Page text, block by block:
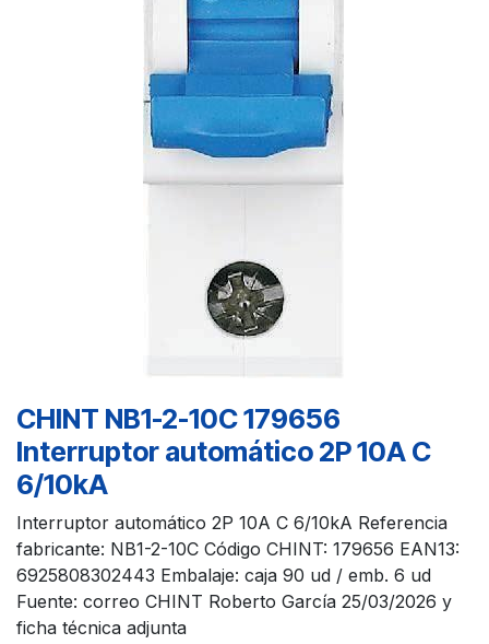
CHINT NB1-2-10C 179656
Interruptor automático 2P 10A C
6/10kA
Interruptor automático 2P 10A C 6/10kA Referencia
fabricante: NB1-2-10C Código CHINT: 179656 EAN13:
6925808302443 Embalaje: caja 90 ud / emb. 6 ud
Fuente: correo CHINT Roberto García 25/03/2026 y
ficha técnica adjunta